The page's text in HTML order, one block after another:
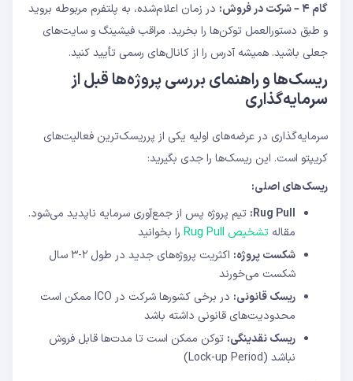
گام ۴ – شرکت در فروش:
در زمان اعلام‌شده، به پلتفرم مربوطه بروید
و طبق دستورالعمل توکن‌ها را بخرید. مراقب فیشینگ و سایت‌های
جعلی باشید. همیشه آدرس را از کانال‌های رسمی تأیید کنید.
ریسک‌ها و راهنمای بررسی پروژه‌ها قبل از
سرمایه‌گذاری
سرمایه‌گذاری در عرضه‌های اولیه یکی از پرریسک‌ترین فعالیت‌های
کریپتو است. این ریسک‌ها را جدی بگیرید:
ریسک‌های اصلی:
Rug Pull: تیم پروژه پس از جمع‌آوری سرمایه ناپدید می‌شود.
مقاله تشخیص Rug Pull
را بخوانید
شکست پروژه:
اکثریت پروژه‌های جدید در طول ۲-۳ سال
شکست می‌خورند
ریسک قانونی:
در برخی کشورها شرکت در ICO ممکن است
محدودیت‌های قانونی داشته باشد
ریسک نقدینگی: توکن ممکن است تا مدت‌ها قابل فروش
نباشد (Lock-up Period)